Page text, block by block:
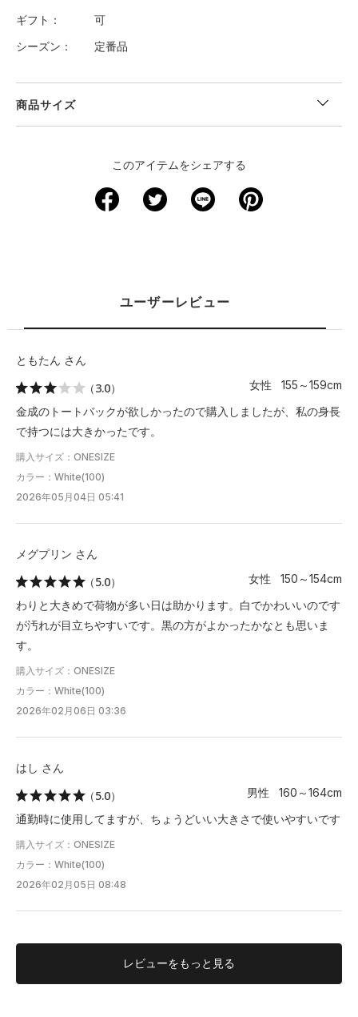
ギフト
可
シーズン
定番品
商品サイズ
このアイテムをシェアする
ユーザーレビュー
ともたん さん
（3.0）
女性 155～159cm
金成のトートバックが欲しかったので購入しましたが、私の身長
で持つには大きかったです。
購入サイズ：ONESIZE
カラー：White(100)
2026年05月04日 05:41
メグプリン さん
（5.0）
女性 150～154cm
わりと大きめで荷物が多い日は助かります。白でかわいいのです
が汚れが目立ちやすいです。黒の方がよかったかなとも思いま
す。
購入サイズ：ONESIZE
カラー：White(100)
2026年02月06日 03:36
はし さん
（5.0）
男性 160～164cm
通勤時に使用してますが、ちょうどいい大きさで使いやすいです
購入サイズ：ONESIZE
カラー：White(100)
2026年02月05日 08:48
レビューをもっと見る